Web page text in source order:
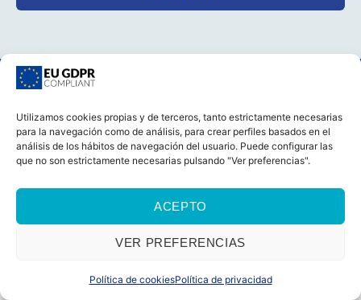
Utilizamos cookies propias y de terceros, tanto estrictamente necesarias
para la navegación como de análisis, para crear perfiles basados en el
análisis de los hábitos de navegación del usuario. Puede configurar las
que no son estrictamente necesarias pulsando "Ver preferencias".
ACEPTO
VER PREFERENCIAS
Política de cookiesPolítica de privacidad
CASTELLANO
© 2026 Foro Marino Todos los derechos reservados